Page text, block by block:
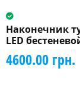
Наконечник
LED
4600.00 грн.